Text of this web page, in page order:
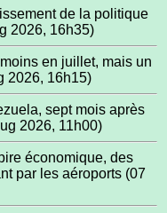
de la politique
2026, 16h35)
en juillet, mais un
2026, 16h15)
sept mois après
2026, 11h00)
économique, des
par les aéroports (07